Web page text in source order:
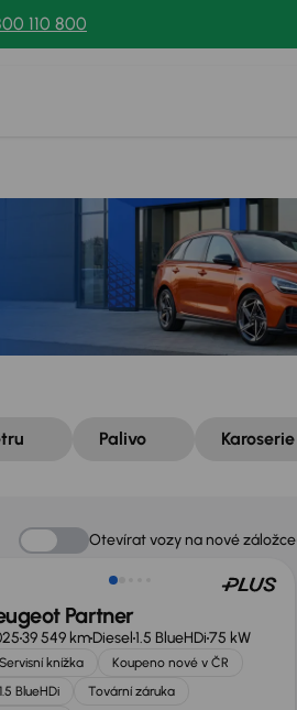
110 800
Palivo Karoserie
Otevírat vozy na nové záložce
Ušetříte 120 000 Kč
Partner
39 549 kmDiesel1.5 BlueHDi75 kW
Servisní knížka
Koupeno nové v ČR
1.5 BlueHDi
Tovární záruka